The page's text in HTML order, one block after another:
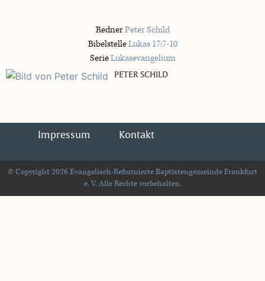
RednerPeter Schild
BibelstelleLukas 17:7-10
SerieLukasevangelium
PETER SCHILD
Impressum Kontakt
© Copyright 2026 Evangelisch-Reformierte Baptistengemeinde Frankfurt
e. V. Alle Rechte vorbehalten.